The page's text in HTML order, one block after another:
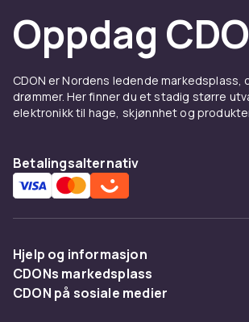
Oppdag
CDON er Nordens ledende
drømmer. Her finner du et stadig større
elektronikk til hage, skjønnhet og
Betalingsalternativ
Hjelp og informasjon
Vanlige spørsmål
CDONs markedsplass
Merchant Help Center
CDON på sosiale medier